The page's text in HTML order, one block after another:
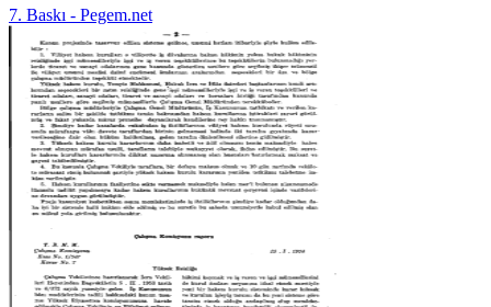
7. Baskı - Pegem.net